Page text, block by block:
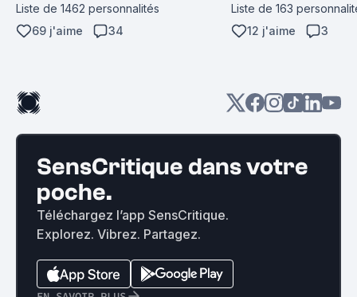
Liste de 1462 personnalités
69 j'aime
34
Liste de 163
12 j'aime
3
SensCritique dans votre
poche.
Téléchargez l’app SensCritique.
Explorez. Vibrez. Partagez.